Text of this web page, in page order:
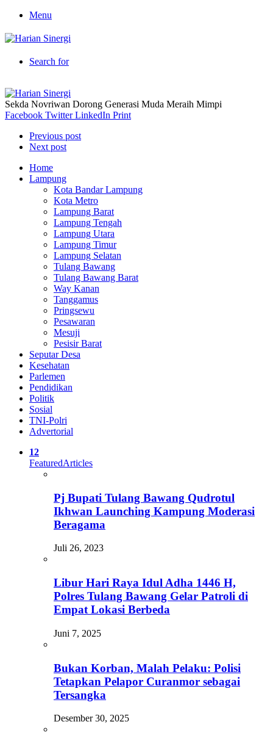
Menu
Search for
Sekda Novriwan Dorong Generasi Muda Meraih Mimpi
Facebook Twitter LinkedIn Print
Previous post
Next post
Home
Lampung
Kota Bandar Lampung
Kota Metro
Lampung Barat
Lampung Tengah
Lampung Utara
Lampung Timur
Lampung Selatan
Tulang Bawang
Tulang Bawang Barat
Way Kanan
Tanggamus
Pringsewu
Pesawaran
Mesuji
Pesisir Barat
Seputar Desa
Kesehatan
Parlemen
Pendidikan
Politik
Sosial
TNI-Polri
Advertorial
12
FeaturedArticles
Pj Bupati Tulang Bawang Qudrotul
Ikhwan Launching Kampung Moderasi
Beragama
Juli 26, 2023
Libur Hari Raya Idul Adha 1446 H,
Polres Tulang Bawang Gelar Patroli di
Empat Lokasi Berbeda
Juni 7, 2025
Bukan Korban, Malah Pelaku: Polisi
Tetapkan Pelapor Curanmor sebagai
Tersangka
Desember 30, 2025